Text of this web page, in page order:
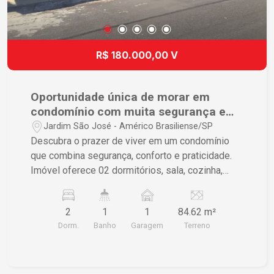
R$ 180.000,00 V
Oportunidade única de morar em
condomínio com muita segurança e
localização espetacular.
Jardim São José - Américo Brasiliense/SP
Descubra o prazer de viver em um condomínio
que combina segurança, conforto e praticidade.
Imóvel oferece 02 dormitórios, sala, cozinha,
Área comum do condomínio conta com espaço
para festa com churrasqueira, garagem coberta,
interfone, portão eletrônico e câmeras de
2
Dorm.
1
Banho
1
Garagem
84.62 m²
Terreno